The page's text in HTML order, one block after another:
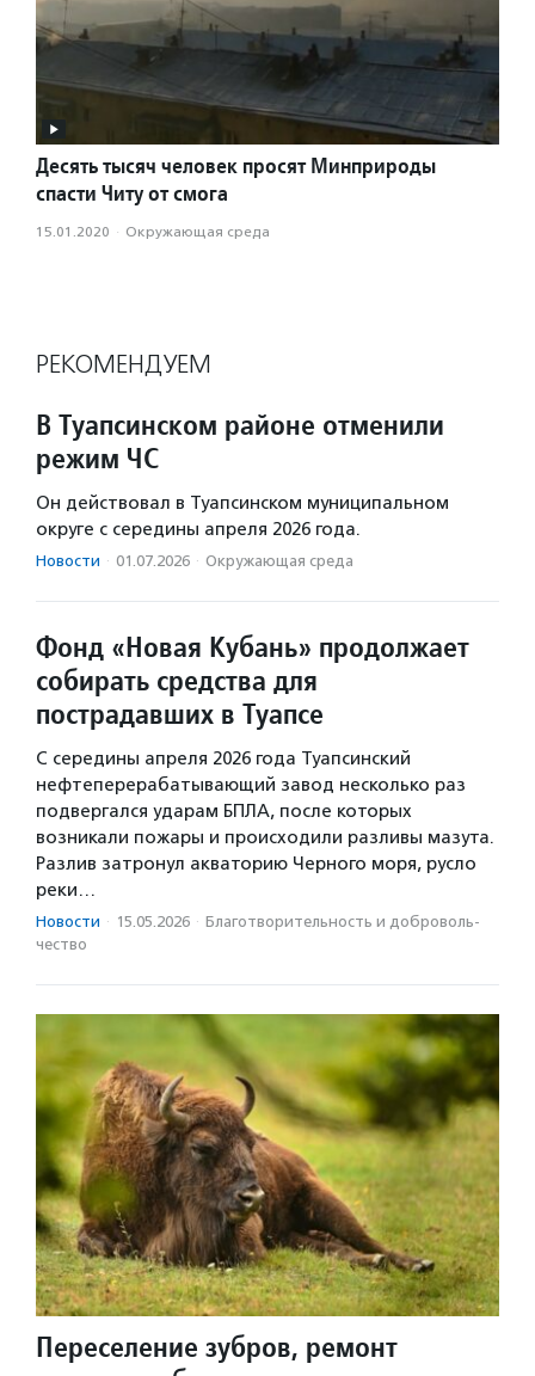
Десять тысяч человек просят Минприроды
спасти Читу от смога
15.01.2020 · Окружающая среда
РЕКОМЕНДУЕМ
В Туапсинском районе отменили
режим ЧС
Он действовал в Туапсинском муниципальном
округе с середины апреля 2026 года.
Новости · 01.07.2026 · Окружающая среда
Фонд «Новая Кубань» продолжает
собирать средства для
пострадавших в Туапсе
С середины апреля 2026 года Туапсинский
нефтеперерабатывающий завод несколько раз
подвергался ударам БПЛА, после которых
возникали пожары и происходили разливы мазута.
Разлив затронул акваторию Черного моря, русло
реки…
Новости · 15.05.2026 · Благотвори­тель­ность и доброволь­
чест­во
Переселение зубров, ремонт